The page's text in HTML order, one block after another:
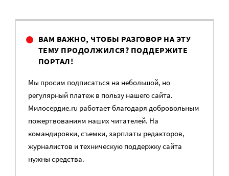
ВАМ ВАЖНО, ЧТОБЫ РАЗГОВОР НА ЭТУ
ТЕМУ ПРОДОЛЖИЛСЯ? ПОДДЕРЖИТЕ
ПОРТАЛ!
Мы просим подписаться на небольшой, но
регулярный платеж в пользу нашего сайта.
Милосердие.ru работает благодаря добровольным
пожертвованиям наших читателей. На
командировки, съемки, зарплаты редакторов,
журналистов и техническую поддержку сайта
нужны средства.